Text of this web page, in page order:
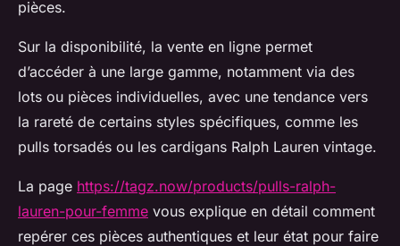
pièces.
Sur la disponibilité, la vente en ligne permet
d’accéder à une large gamme, notamment via des
lots ou pièces individuelles, avec une tendance vers
la rareté de certains styles spécifiques, comme les
pulls torsadés ou les cardigans Ralph Lauren vintage.
La page https://tagz.now/products/pulls-ralph-
lauren-pour-femme vous explique en détail comment
repérer ces pièces authentiques et leur état pour faire